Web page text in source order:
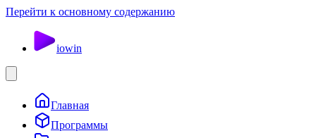
Перейти к основному содержанию
iowin
Главная
Программы